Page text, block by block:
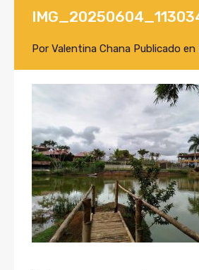
Por Valentina Chana Publicado en